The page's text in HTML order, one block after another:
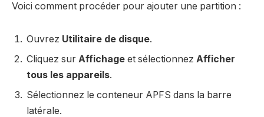
Voici comment procéder pour ajouter une partition :
Ouvrez Utilitaire de disque.
Cliquez sur Affichage et sélectionnez Afficher
tous les appareils.
Sélectionnez le conteneur APFS dans la barre
latérale.